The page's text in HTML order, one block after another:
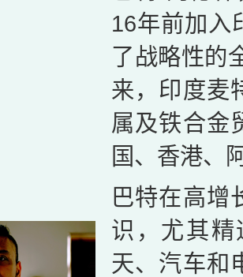
16年前加入
了战略性的
来，印度麦
属及铁合金
国、香港、
巴特在高增
识，尤其
天、汽车和